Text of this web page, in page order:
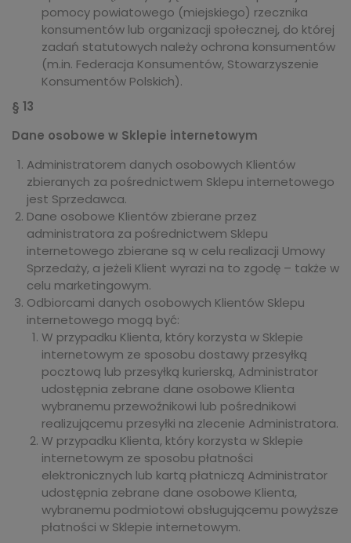
pomocy powiatowego (miejskiego) rzecznika
konsumentów lub organizacji społecznej, do której
zadań statutowych należy ochrona konsumentów
(m.in. Federacja Konsumentów, Stowarzyszenie
Konsumentów Polskich).
§ 13
Dane osobowe w Sklepie internetowym
Administratorem danych osobowych Klientów
zbieranych za pośrednictwem Sklepu internetowego
jest Sprzedawca.
Dane osobowe Klientów zbierane przez
administratora za pośrednictwem Sklepu
internetowego zbierane są w celu realizacji Umowy
Sprzedaży, a jeżeli Klient wyrazi na to zgodę – także w
celu marketingowym.
Odbiorcami danych osobowych Klientów Sklepu
internetowego mogą być:
W przypadku Klienta, który korzysta w Sklepie
internetowym ze sposobu dostawy przesyłką
pocztową lub przesyłką kurierską, Administrator
udostępnia zebrane dane osobowe Klienta
wybranemu przewoźnikowi lub pośrednikowi
realizującemu przesyłki na zlecenie Administratora.
W przypadku Klienta, który korzysta w Sklepie
internetowym ze sposobu płatności
elektronicznych lub kartą płatniczą Administrator
udostępnia zebrane dane osobowe Klienta,
wybranemu podmiotowi obsługującemu powyższe
płatności w Sklepie internetowym.